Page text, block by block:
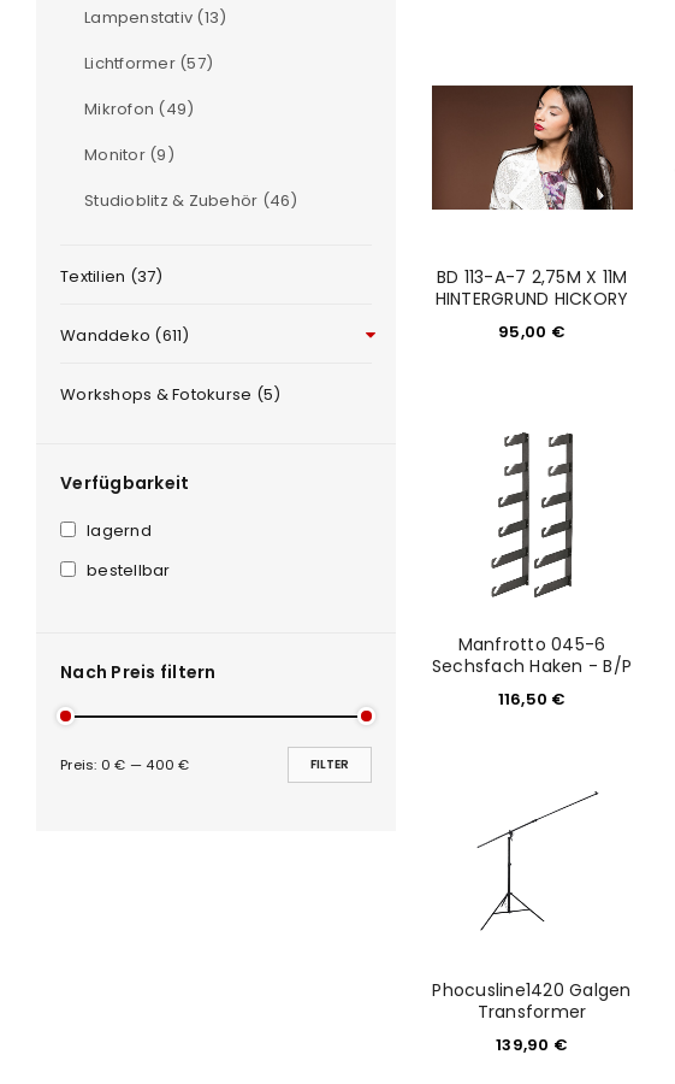
Passwort*
Anmeldeformular geschützt durch
Lampenstativ (13)
Lichtformer (57)
Mikrofon (49)
Monitor (9)
Studioblitz & Zubehör (46)
Textilien (37)
Wanddeko (611)
Workshops & Fotokurse (5)
Verfügbarkeit
lagernd
bestellbar
Nach Preis filtern
FILTER
Preis: 0 € — 400 €
BD 113-A-7 2,75M X 11M
HINTERGRUND HICKORY
95,00 €
Manfrotto 045-6
Sechsfach Haken - B/P
116,50 €
Phocusline1420 Galgen
Transformer
139,90 €